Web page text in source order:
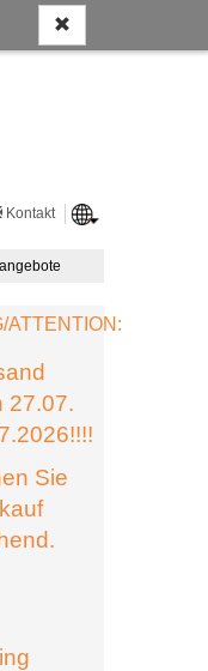
Kontakt
ATTENTION:
27.07.
Sie